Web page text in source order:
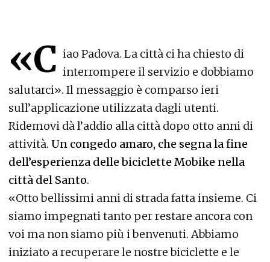
«C iao Padova. La città ci ha chiesto di
interrompere il servizio e dobbiamo
salutarci». Il messaggio è comparso ieri
sull’applicazione utilizzata dagli utenti.
Ridemovi dà l’addio alla città dopo otto anni di
attività. Un congedo amaro, che segna la fine
dell’esperienza delle biciclette Mobike nella
città del Santo.
«Otto bellissimi anni di strada fatta insieme. Ci
siamo impegnati tanto per restare ancora con
voi ma non siamo più i benvenuti. Abbiamo
iniziato a recuperare le nostre biciclette e le